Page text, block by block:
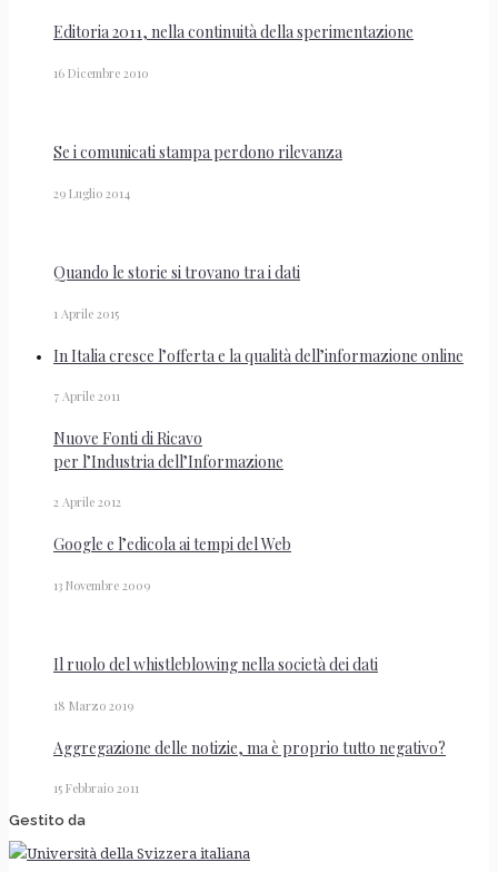
Editoria 2011, nella continuità della sperimentazione
16 Dicembre 2010
Se i comunicati stampa perdono rilevanza
29 Luglio 2014
Quando le storie si trovano tra i dati
1 Aprile 2015
In Italia cresce l’offerta e la qualità dell’informazione online
7 Aprile 2011
Nuove Fonti di Ricavo
per l’Industria dell’Informazione
2 Aprile 2012
Google e l’edicola ai tempi del Web
13 Novembre 2009
Il ruolo del whistleblowing nella società dei dati
18 Marzo 2019
Aggregazione delle notizie, ma è proprio tutto negativo?
15 Febbraio 2011
Gestito da